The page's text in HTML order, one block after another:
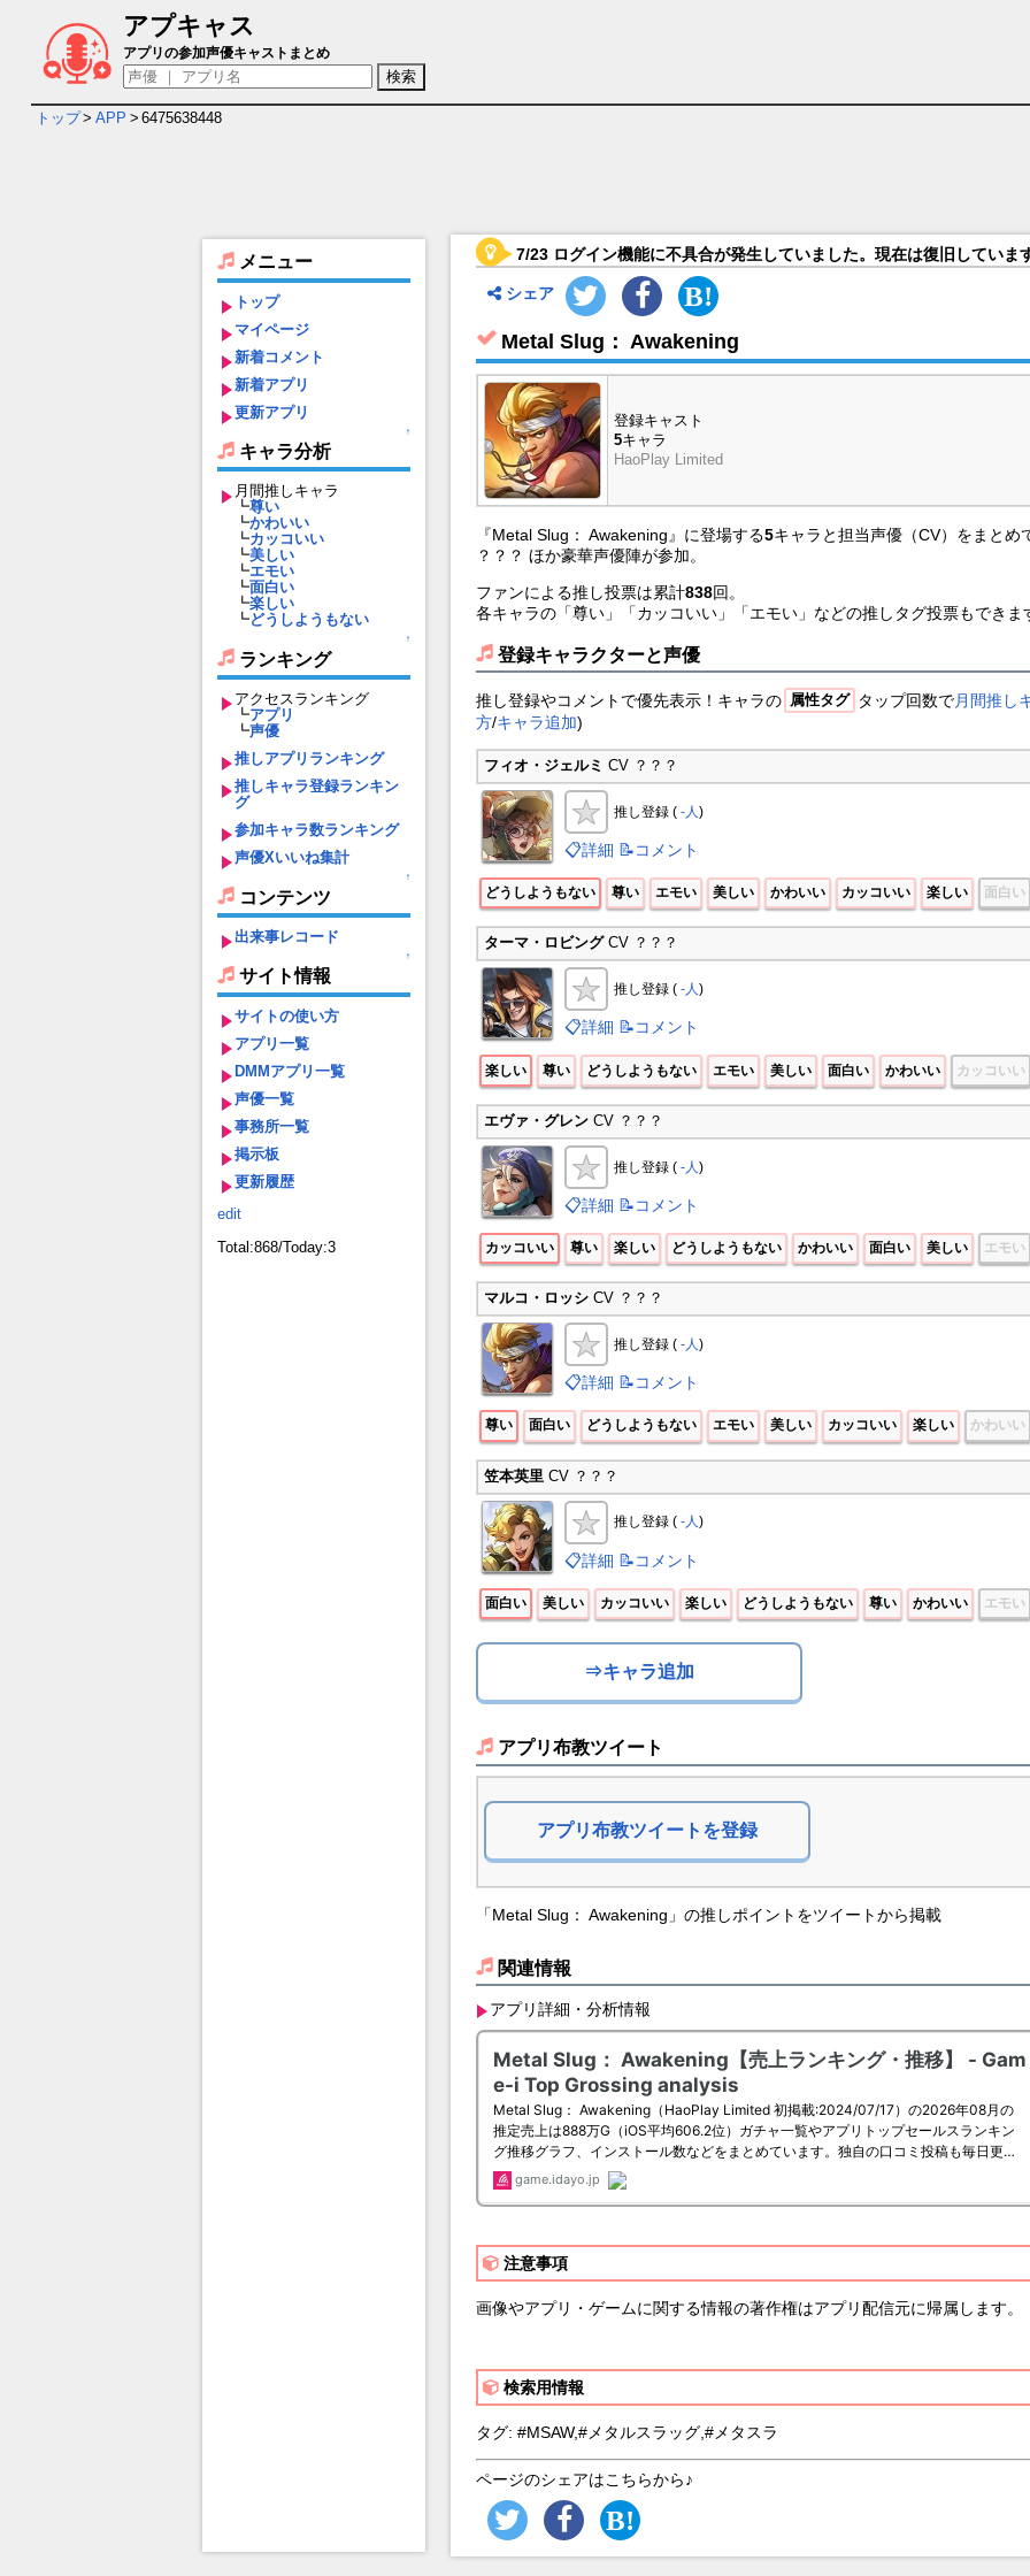
アプキャス
Metal Slug： Awakening キャラ＆声優（CV）一覧
アプリの参加声優キャストまとめ
トップ> APP > 6475638448
メニュー
トップ
マイページ
新着コメント
新着アプリ
更新アプリ
↑
キャラ分析
月間推しキャラ
┗尊い
┗かわいい
┗カッコいい
┗美しい
┗エモい
┗面白い
┗楽しい
┗どうしようもない
↑
ランキング
アクセスランキング
┗アプリ
┗声優
推しアプリランキング
推しキャラ登録ランキン
グ
参加キャラ数ランキング
声優Xいいね集計
↑
コンテンツ
出来事レコード
↑
サイト情報
サイトの使い方
アプリ一覧
DMMアプリ一覧
声優一覧
事務所一覧
掲示板
更新履歴
edit
Total:868/Today:3
7/23 ログイン機能に不具合が発生していました。現在は復旧していま
シェア
Metal Slug： Awakening
登録キャスト
5キャラ
HaoPlay Limited
『Metal Slug： Awakening』に登場する5キャラと担当声優（CV）をまとめ
？？？ ほか豪華声優陣が参加。
ファンによる推し投票は累計838回。
各キャラの「尊い」「カッコいい」「エモい」などの推しタグ投票もできま
登録キャラクターと声優
推し登録やコメントで優先表示！キャラの 属性タグ タップ回数で月間推し
方/キャラ追加)
フィオ・ジェルミ CV ？？？
推し登録 ( -人)
📋詳細 📝コメント
どうしようもない 尊い エモい 美しい かわいい カッコいい 楽しい 面白い
ターマ・ロビングCV ？？？
推し登録 ( -人)
📋詳細 📝コメント
楽しい 尊い どうしようもない エモい 美しい 面白い かわいい カッコいい
エヴァ・グレンCV ？？？
推し登録 ( -人 )
📋詳細 📝コメント
カッコいい 尊い 楽しい どうしようもない かわいい 面白い 美しい エモい
マルコ・ロッシCV ？？？
推し登録 ( -人)
📋詳細 📝コメント
尊い 面白い どうしようもない エモい 美しい カッコいい 楽しい かわいい
笠本英里 CV ？？？
推し登録 ( -人)
📋詳細 📝コメント
面白い 美しい カッコいい 楽しい どうしようもない 尊い かわいい エモい
⇒キャラ追加
アプリ布教ツイート
アプリ布教ツイートを登録
「Metal Slug： Awakening」の推しポイントをツイートから掲載
関連情報
アプリ詳細・分析情報
注意事項
画像やアプリ・ゲームに関する情報の著作権はアプリ配信元に帰属します。
検索用情報
タグ: #MSAW,#メタルスラッグ,#メタスラ
ページのシェアはこちらから♪